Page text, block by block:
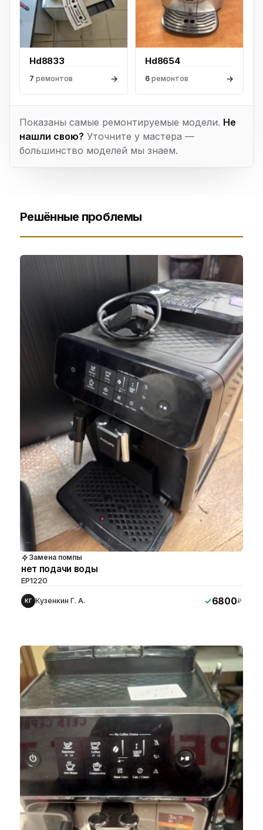
Hd8833
7 ремонтов →
Hd8654
6 ремонтов →
Показаны самые ремонтируемые модели. Не
нашли свою? Уточните у мастера —
большинство моделей мы знаем.
Решённые проблемы
Замена помпы
нет подачи воды
EP1220
КГ Кузенкин Г. А. 6800₽